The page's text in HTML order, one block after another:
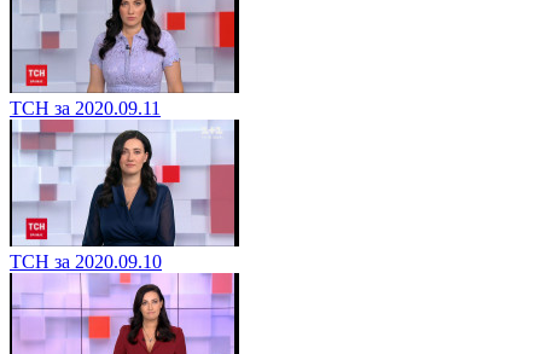
ТСН за 2020.09.11
ТСН за 2020.09.10